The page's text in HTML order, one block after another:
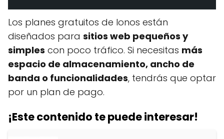
Los planes gratuitos de Ionos están
diseñados para sitios web pequeños y
simples con poco tráfico. Si necesitas más
espacio de almacenamiento, ancho de
banda o funcionalidades, tendrás que optar
por un plan de pago.
¡Este contenido te puede interesar!